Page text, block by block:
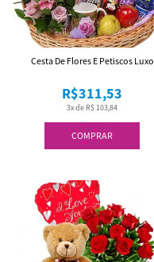
COMPRAR
3x de R$ 103,84
R$311,53
Cesta De Flores E Petiscos Luxo